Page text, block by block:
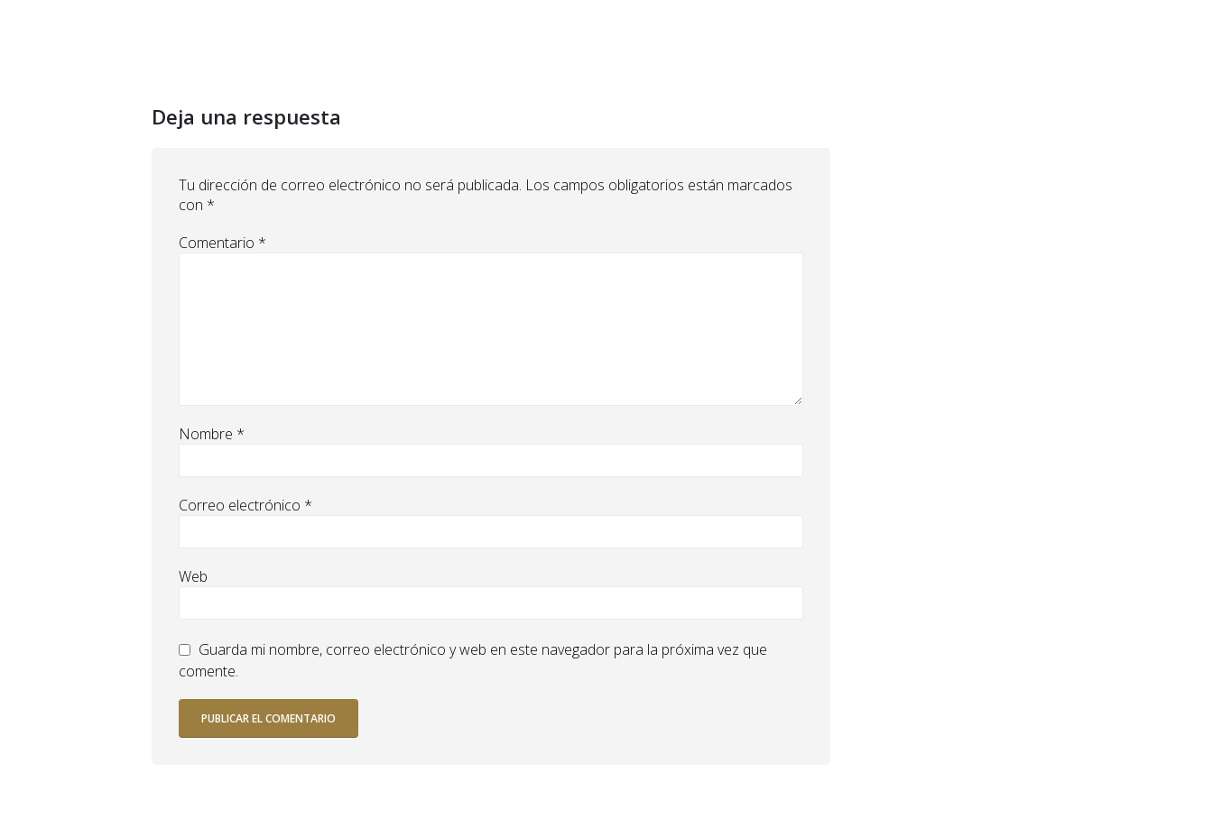
Deja una respuesta
Tu dirección de correo electrónico no será publicada. Los campos obligatorios están marcados
con *
Comentario *
Nombre *
Correo electrónico *
Web
Guarda mi nombre, correo electrónico y web en este navegador para la próxima vez que
comente.